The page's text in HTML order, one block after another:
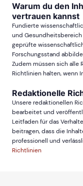
Warum du den
vertrauen kannst
Fundierte
und Gesundheitsbereich
geprüfte
Forschungsstand
Zudem müssen sich alle
Richtlinien halten, wenn
Redaktionelle
Unsere redaktionellen
bearbeitet und
Leitfaden für das
beitragen, dass die
professionell und
Richtlinien